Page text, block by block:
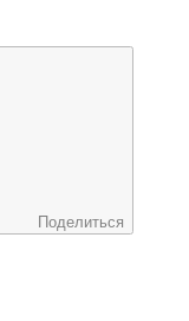
Поделиться